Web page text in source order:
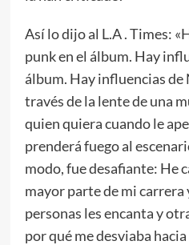
Así lo dijo al L.A . Times:
punk en el álbum. Hay
álbum. Hay influencias de
través de la lente de una
quien quiera cuando le
prenderá fuego al
modo, fue desafiante: He
mayor parte de mi carrera
personas les encanta y
por qué me desviaba